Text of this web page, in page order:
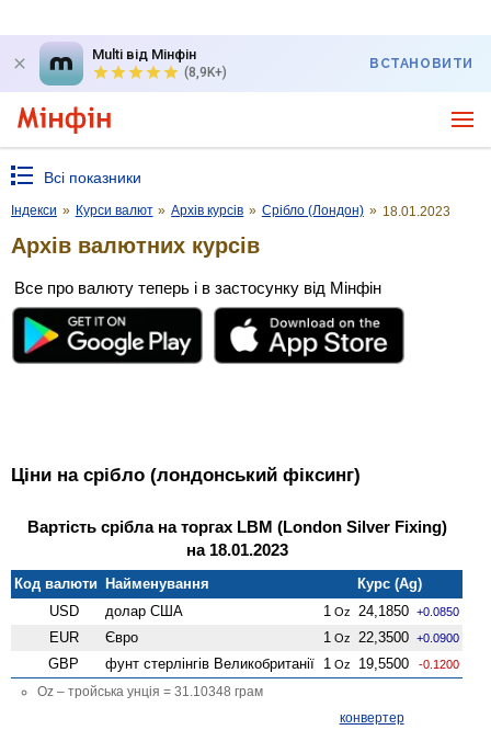
Multi від Мінфін
(8,9K+)
ВСТАНОВИТИ
Всі показники
Індекси » Курси валют » Архів курсів » Срібло (Лондон) » 18.01.2023
Архів валютних курсів
Все про валюту теперь і в застосунку від Мінфін
Ціни на срібло (лондонський фіксинг)
Вартість срібла на торгах LBM (London Silver Fixing)
на 18.01.2023
Код валюти Найменування
Курс (Ag)
USD
долар США 1 Oz 24,1850 +0.0850
EUR Євро 1 Oz 22,3500 +0.0900
GBP фунт стерлінгів Велико­британії 1 Oz 19,5500 -0.1200
Oz – тройська унція = 31.10348 грам
конвертер